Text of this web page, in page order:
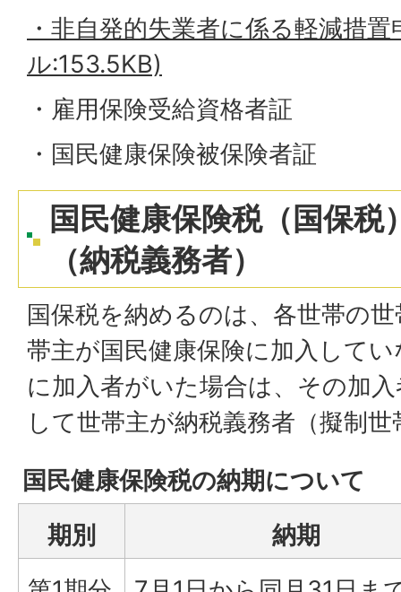
・非自発的失業者に係る軽減措
ル:153.5KB)
・雇用保険受給資格者証
・国民健康保険被保険者証
国民健康保険税（国保税
（納税義務者）
国保税を納めるのは、各世帯の
帯主が国民健康保険に加入して
に加入者がいた場合は、その加
して世帯主が納税義務者（擬制
国民健康保険税の納期について
期別
納期